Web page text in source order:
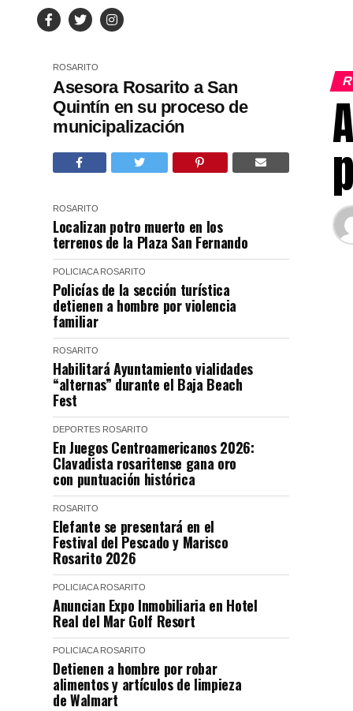
ROSARITO
Asesora Rosarito a San
Quintín en su proceso de
municipalización
ROSARITO
Localizan potro muerto en los
terrenos de la Plaza San Fernando
POLICIACA ROSARITO
Policías de la sección turística
detienen a hombre por violencia
familiar
ROSARITO
Habilitará Ayuntamiento vialidades
“alternas” durante el Baja Beach
Fest
DEPORTES ROSARITO
En Juegos Centroamericanos 2026:
Clavadista rosaritense gana oro
con puntuación histórica
ROSARITO
Elefante se presentará en el
Festival del Pescado y Marisco
Rosarito 2026
POLICIACA ROSARITO
Anuncian Expo Inmobiliaria en Hotel
Real del Mar Golf Resort
POLICIACA ROSARITO
Detienen a hombre por robar
alimentos y artículos de limpieza
de Walmart